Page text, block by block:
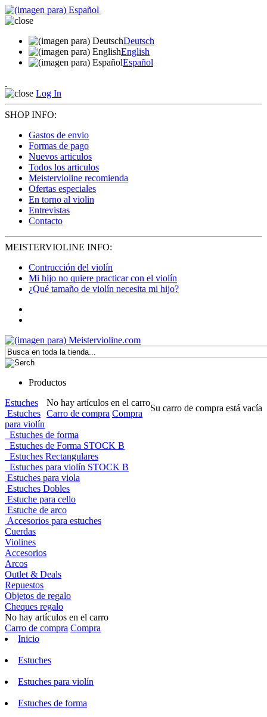
Deutsch
English
Español
Log In
SHOP INFO:
Gastos de envio
Formas de pago
Nuevos articulos
Todos los articulos
Meistervioline recomienda
Ofertas especiales
En torno al violin
Entrevistas
Contacto
MEISTERVIOLINE INFO:
Contrucción del violín
Mi hijo no quiere practicar con el violín
¿Qué tamaño de violín necesita mi hijo?
Productos
No hay artículos en el carro
Carro de compra Compra
Su carro de compra está vacía
Estuches
Estuches
para violín
Estuches de forma
Estuches de Forma STOCK B
Estuches Rectangulares
Estuches para violín STOCK B
Estuches para viola
Estuches Dobles
Estuche para cello
Estuche de arco
Accesorios para estuches
Cuerdas
Violines
Accesorios
Arcos
Outlet & Deals
Repuestos
Objetos de regalo
Cheques regalo
No hay artículos en el carro
Carro de compra Compra
Inicio
Estuches
Estuches para violín
Estuches de forma